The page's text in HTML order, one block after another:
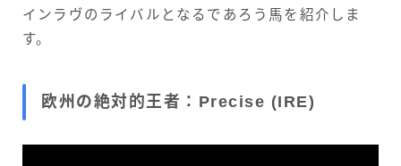
インラヴのライバルとなるであろう馬を紹介しま
す。
欧州の絶対的王者：Precise (IRE)